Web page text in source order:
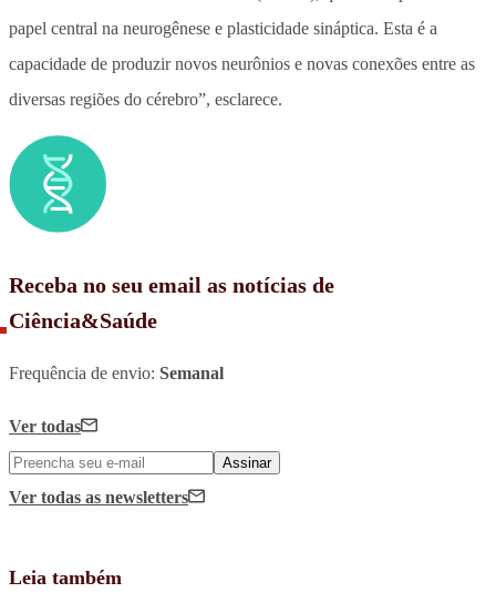
papel central na neurogênese e plasticidade sináptica. Esta é a
capacidade de produzir novos neurônios e novas conexões entre as
diversas regiões do cérebro”, esclarece.
Receba no seu email as notícias de
Ciência&Saúde
Frequência de envio: Semanal
Ver todas
Assinar
Ver todas as newsletters
Leia também